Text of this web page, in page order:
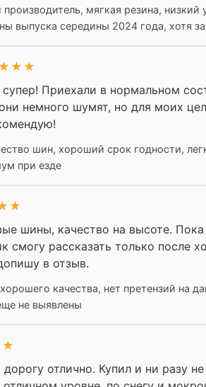
мягкая резина,
выпуска середины 2024 года, хотя
Приехали в нормальном
немного шумят, но для моих
шин, хороший срок годности,
при езде
шины, качество на высоте.
смогу рассказать только после
в отзыв.
качества, нет претензий на
не выявлены
отлично. Купил и ни разу